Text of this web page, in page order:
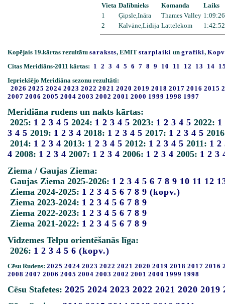
Vieta Dalībnieks Komanda
Laiks
1
Ģipsle,Ināra Thames Valley
2
Kalvāne,Lidija Lattelekom
Kopējais 19.kārtas rezultātu saraksts, EMIT starplaiki un grafiki,
Citas Meridiāns-2011 kārtas: 1 2 3 4 5 6 7 8 9 10 11 12 13 14
Iepriekšējo Meridiāna sezonu rezultāti:
2026 2025 2024 2023 2022 2021 2020 2019 2018 2017 2016 2015
2007 2006 2005 2004 2003 2002 2001 2000 1999 1998 1997
Meridiāna rudens un nakts kārtas:
2025: 1 2 3 4 5 2024: 1 2 3 4 5 2023: 1 2 3 4 5 2022: 1
3 4 5 2019: 1 2 3 4 2018: 1 2 3 4 5 2017: 1 2 3 4 5
2014: 1 2 3 4 2013: 1 2 3 4 5 2012: 1 2 3 4 5 2011: 1 2
4 2008: 1 2 3 4 2007: 1 2 3 4 2006: 1 2 3 4 2005: 1 2 3
Ziema / Gaujas Ziema:
Gaujas Ziema 2025-2026: 1 2 3 4 5 6 7 8 9 10 11 12
Ziema 2024-2025: 1 2 3 4 5 6 7 8 9 (kopv.)
Ziema 2023-2024: 1 2 3 4 5 6 7 8 9
Ziema 2022-2023: 1 2 3 4 5 6 7 8 9
Ziema 2021-2022: 1 2 3 4 5 6 7 8 9
Vidzemes Telpu orientēšanās līga:
2026: 1 2 3 4 5 6 (kopv.)
Cēsu Rudens: 2025 2024 2023 2022 2021 2020 2019 2018 2017 2016
2008 2007 2006 2005 2004 2003 2002 2001 2000 1999 1998
Cēsu Stafetes: 2025 2024 2023 2022 2021 2020 2019